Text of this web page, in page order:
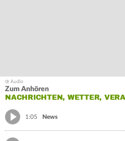
Zum Anhören
NACHRICHTEN, WETTER,
1:05 News